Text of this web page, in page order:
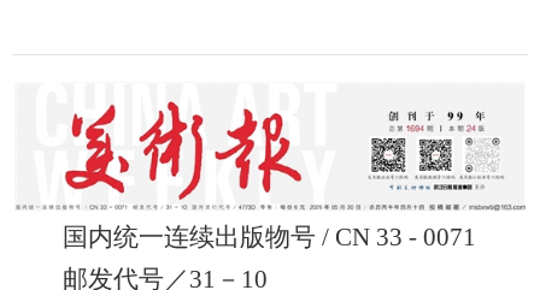
国内统一连续出版物号 / CN 33 - 0071
邮发代号／31－10